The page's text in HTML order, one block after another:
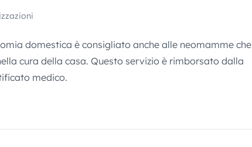
domestica è consigliato anche alle neomamme che
cura della casa. Questo servizio è rimborsato dalla
medico.